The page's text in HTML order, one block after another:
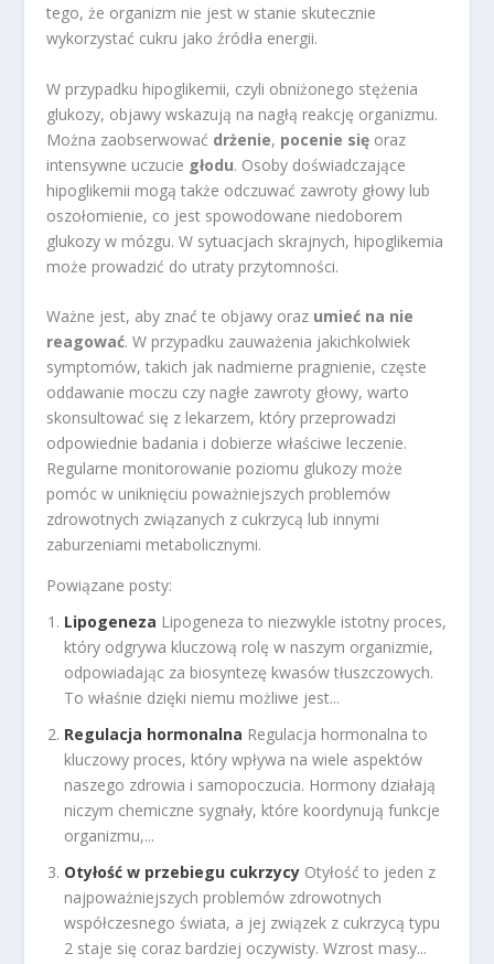
tego, że organizm nie jest w stanie skutecznie
wykorzystać cukru jako źródła energii.
W przypadku hipoglikemii, czyli obniżonego stężenia
glukozy, objawy wskazują na nagłą reakcję organizmu.
Można zaobserwować drżenie, pocenie się oraz
intensywne uczucie głodu. Osoby doświadczające
hipoglikemii mogą także odczuwać zawroty głowy lub
oszołomienie, co jest spowodowane niedoborem
glukozy w mózgu. W sytuacjach skrajnych, hipoglikemia
może prowadzić do utraty przytomności.
Ważne jest, aby znać te objawy oraz umieć na nie
reagować. W przypadku zauważenia jakichkolwiek
symptomów, takich jak nadmierne pragnienie, częste
oddawanie moczu czy nagłe zawroty głowy, warto
skonsultować się z lekarzem, który przeprowadzi
odpowiednie badania i dobierze właściwe leczenie.
Regularne monitorowanie poziomu glukozy może
pomóc w uniknięciu poważniejszych problemów
zdrowotnych związanych z cukrzycą lub innymi
zaburzeniami metabolicznymi.
Powiązane posty:
Lipogeneza Lipogeneza to niezwykle istotny proces,
który odgrywa kluczową rolę w naszym organizmie,
odpowiadając za biosyntezę kwasów tłuszczowych.
To właśnie dzięki niemu możliwe jest...
Regulacja hormonalna Regulacja hormonalna to
kluczowy proces, który wpływa na wiele aspektów
naszego zdrowia i samopoczucia. Hormony działają
niczym chemiczne sygnały, które koordynują funkcje
organizmu,...
Otyłość w przebiegu cukrzycy Otyłość to jeden z
najpoważniejszych problemów zdrowotnych
współczesnego świata, a jej związek z cukrzycą typu
2 staje się coraz bardziej oczywisty. Wzrost masy...